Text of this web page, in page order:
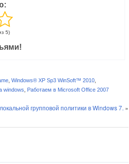
5)
, Windows® XP Sp3 WinSoft™ 2010,
windows Работаем в Microsoft Office 2007
групповой политики в Windows 7. »